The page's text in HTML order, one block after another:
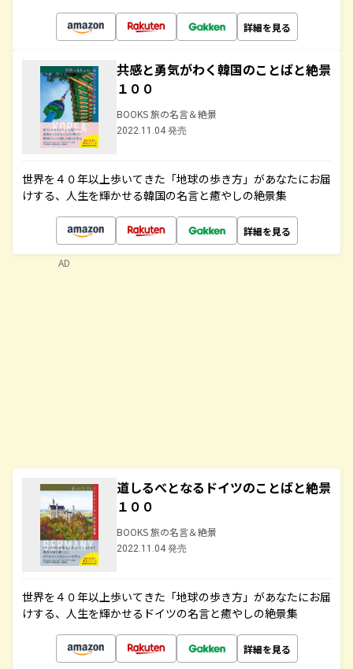
詳細を見る
共感と勇気がわく韓国のことばと絶景
１００
BOOKS 旅の名言＆絶景
2022.11.04 発売
世界を４０年以上歩いてきた「地球の歩き方」があなたにお届
けする、人生を輝かせる韓国の名言と癒やしの絶景集
詳細を見る
道しるべとなるドイツのことばと絶景
１００
BOOKS 旅の名言＆絶景
2022.11.04 発売
世界を４０年以上歩いてきた「地球の歩き方」があなたにお届
けする、人生を輝かせるドイツの名言と癒やしの絶景集
詳細を見る
AD